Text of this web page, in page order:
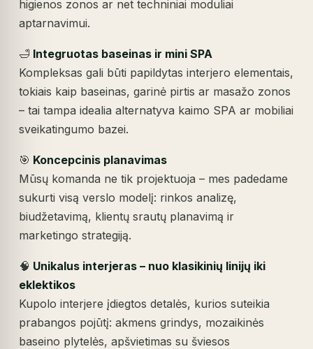
higienos zonos ar net techniniai moduliai
aptarnavimui.
🛁 Integruotas baseinas ir mini SPA
Kompleksas gali būti papildytas interjero elementais,
tokiais kaip baseinas, garinė pirtis ar masažo zonos
– tai tampa idealia alternatyva kaimo SPA ar mobiliai
sveikatingumo bazei.
🎯 Koncepcinis planavimas
Mūsų komanda ne tik projektuoja – mes padedame
sukurti visą verslo modelį: rinkos analizę,
biudžetavimą, klientų srautų planavimą ir
marketingo strategiją.
🧠 Unikalus interjeras – nuo klasikinių linijų iki
eklektikos
Kupolo interjere įdiegtos detalės, kurios suteikia
prabangos pojūtį: akmens grindys, mozaikinės
baseino plytelės, apšvietimas su šviesos